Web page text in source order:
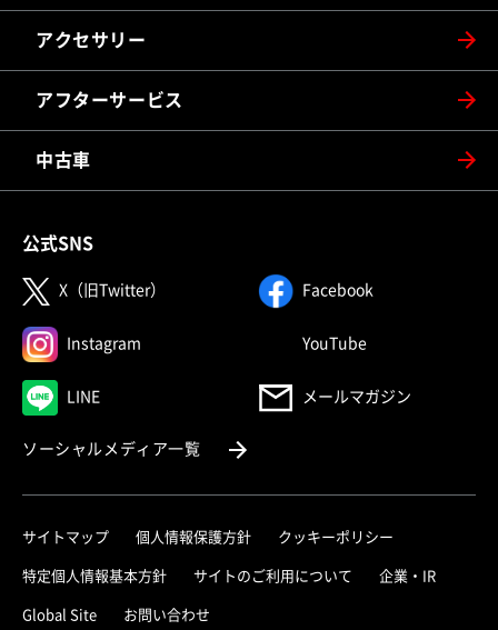
アクセサリー
アフターサービス
中古車
公式SNS
X（旧Twitter） （別ウィンドウで開く）Facebook（別ウィンドウ
Instagram （別ウィンドウで開く）YouTube（別ウィンドウで
LINE（別ウィンドウで開く） メールマガジン
ソーシャルメディア一覧（別ウィンドウで開く）
サイトマップ 個人情報保護方針 クッキーポリシー
特定個人情報基本方針 サイトのご利用について 企業・IR（別ウィ
Global Site（別ウィンドウで開く）
お問い合わせ